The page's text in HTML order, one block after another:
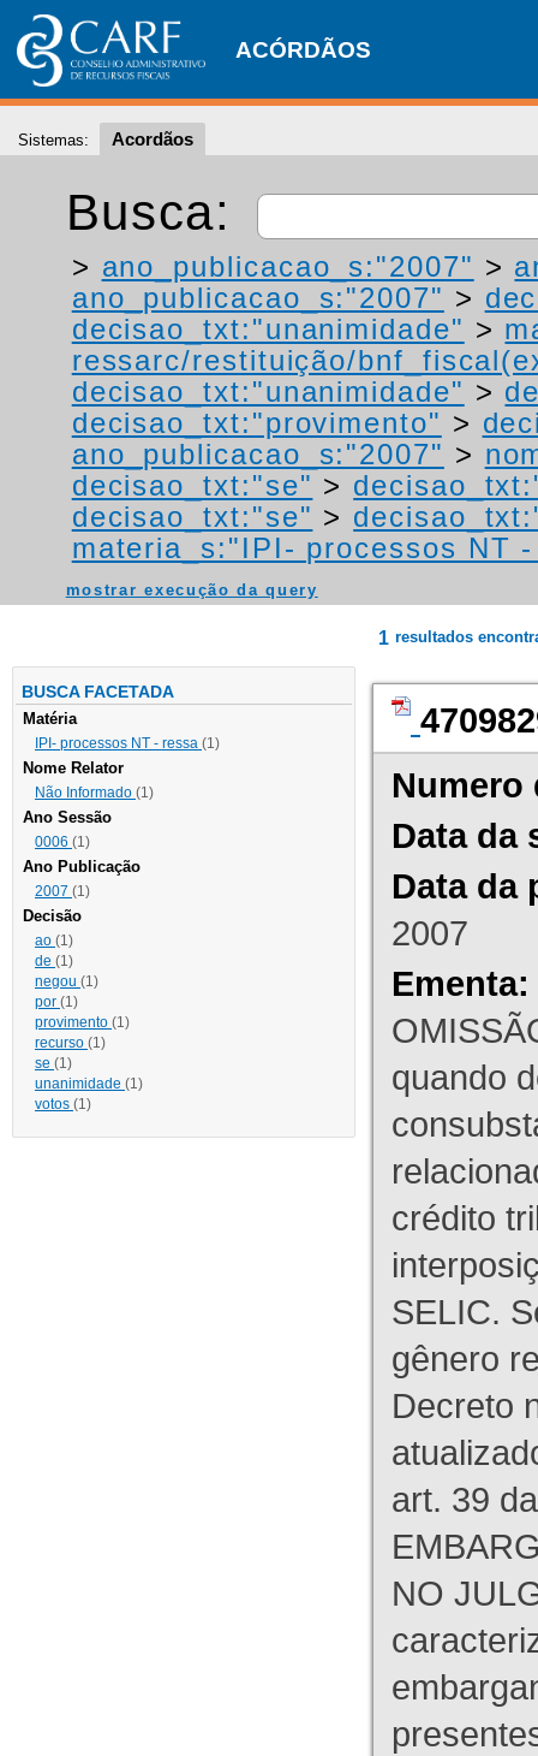
ACÓRDÃOS
Sistemas: Acordãos
Busca:
> ano_publicacao_s:"2007" >
ano_publicacao_s:"2007" >
decisao_txt:"unanimidade" >
ressarc/restituição/
decisao_txt:"unanimidade" >
decisao_txt:"provimento" >
ano_publicacao_s:"2007" >
decisao_txt:"se" >
decisao_txt:"se" >
materia_s:"IPI- processos NT
mostrar execução da query
BUSCA FACETADA
Matéria
IPI- processos NT - ressa (1)
Nome Relator
Não Informado (1)
Ano Sessão
0006 (1)
Ano Publicação
2007 (1)
Decisão
ao (1)
de (1)
negou (1)
por (1)
provimento (1)
recurso (1)
se (1)
unanimidade (1)
votos (1)
1 resultados
Numero
Data da
Data da
2007
Ementa:
quando
crédito
SELIC.
gênero
Decreto
art. 39
NO